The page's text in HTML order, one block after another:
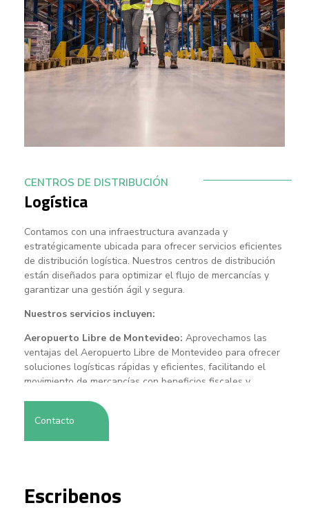
CENTROS DE DISTRIBUCIÓN
Logística
Contamos con una infraestructura avanzada y
estratégicamente ubicada para ofrecer servicios eficientes
de distribución logística. Nuestros centros de distribución
están diseñados para optimizar el flujo de mercancías y
garantizar una gestión ágil y segura.
Nuestros servicios incluyen:
Aeropuerto Libre de Montevideo: Aprovechamos las
ventajas del Aeropuerto Libre de Montevideo para ofrecer
soluciones logísticas rápidas y eficientes, facilitando el
movimiento de mercancías con beneficios fiscales y
Puerto Libre de Montevideo:
Zonas Francas: Ofrecemos servicios logísticos en diversas
Contacto
Escribenos